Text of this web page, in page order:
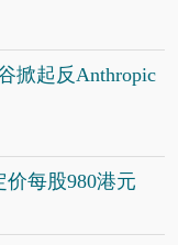
掀起反Anthropic
每股980港元